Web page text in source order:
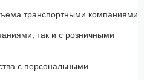
транспортными компаниями
так и с розничными
с персональными